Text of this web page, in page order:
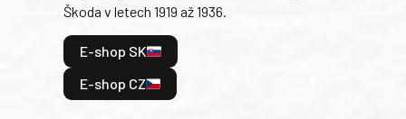
Škoda v letech 1919 až 1936.
E-shop SK
E-shop CZ